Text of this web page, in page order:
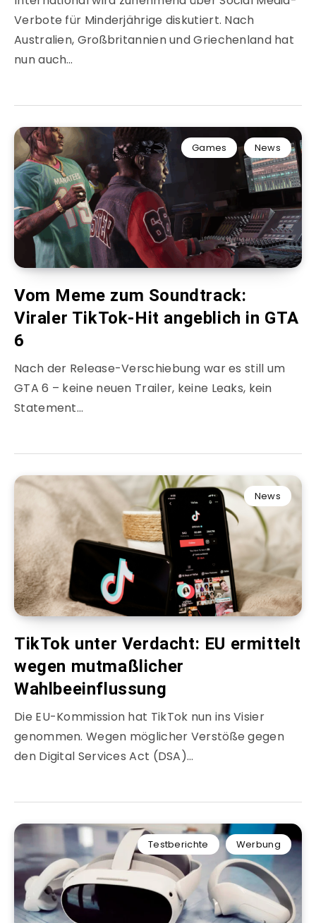
Verbote für Minderjährige diskutiert. Nach
Australien, Großbritannien und Griechenland hat
nun auch…
Games News
Vom Meme zum Soundtrack:
Viraler TikTok-Hit angeblich in GTA
6
Nach der Release-Verschiebung war es still um
GTA 6 – keine neuen Trailer, keine Leaks, kein
Statement…
News
TikTok unter Verdacht: EU ermittelt
wegen mutmaßlicher
Wahlbeeinflussung
Die EU-Kommission hat TikTok nun ins Visier
genommen. Wegen möglicher Verstöße gegen
den Digital Services Act (DSA)…
Testberichte Werbung